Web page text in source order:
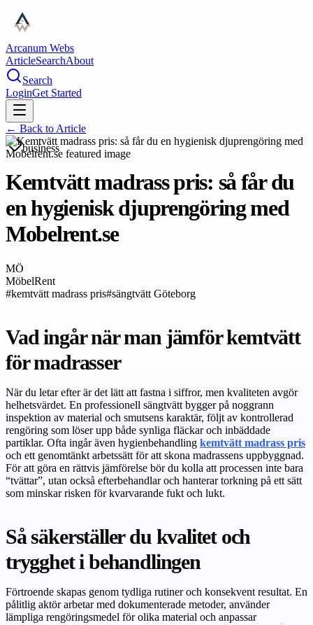
Arcanum Webs
ArticleSearchAbout
Search
LoginGet Started
← Back to Article
business
Kemtvätt madrass pris: så får du
en hygienisk djuprengöring med
Mobelrent.se
MÖ
MöbelRent
#kemtvätt madrass pris#sängtvätt Göteborg
Vad ingår när man jämför kemtvätt
för madrasser
När du letar efter är det lätt att fastna i siffror, men kvaliteten avgör
helhetsvärdet. En professionell sängtvätt bygger på noggrann
inspektion av material och smutsens karaktär, följt av kontrollerad
rengöring som löser upp både synliga fläckar och inbäddade
partiklar. Ofta ingår även hygienbehandling kemtvätt madrass pris
och ett genomtänkt arbetssätt för att skona madrassens uppbyggnad.
För att göra en rättvis jämförelse bör du kolla att processen inte bara
“tvättar”, utan också efterbehandlar och hanterar torkning på ett sätt
som minskar risken för kvarvarande fukt och lukt.
Så säkerställer du kvalitet och
trygghet i behandlingen
Förtroende skapas genom tydliga rutiner och konsekvent resultat. En
pålitlig aktör arbetar med dokumenterade metoder, använder
lämpliga rengöringsmedel för olika material och anpassar